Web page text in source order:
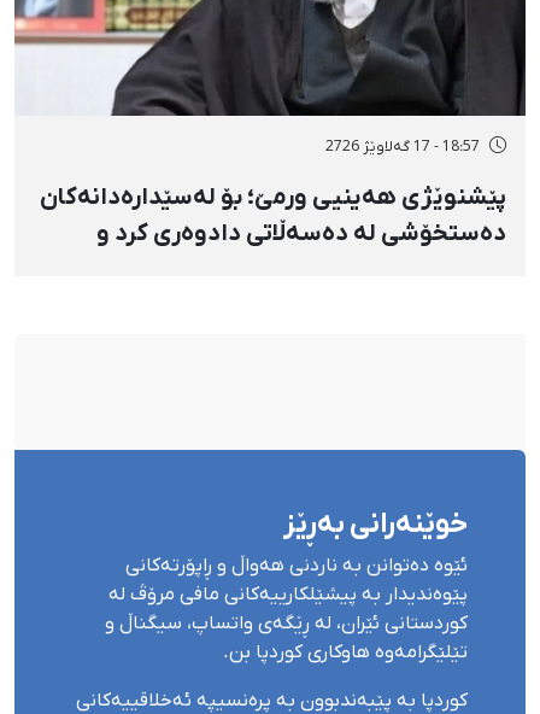
18:57 - 17 گەلاوێژ 2726
پێشنوێژی هەینیی ورمێ؛ بۆ لەسێدارەدانەکان
دەستخۆشی لە دەسەڵاتی دادوەری کرد و
خوێنەرانی بەڕێز
ئێوە دەتوانن بە ناردنی هەواڵ و ڕاپۆرتەکانی
پێوەندیدار بە پیشێلکارییەکانی مافی مرۆڤ لە
کوردستانی ئێران، لە ڕێگەی واتساپ، سیگناڵ و
تێلێگرامەوە هاوکاری کوردپا بن.
کوردپا بە پێبەندبوون بە پرەنسیپە ئەخلاقییەکانی